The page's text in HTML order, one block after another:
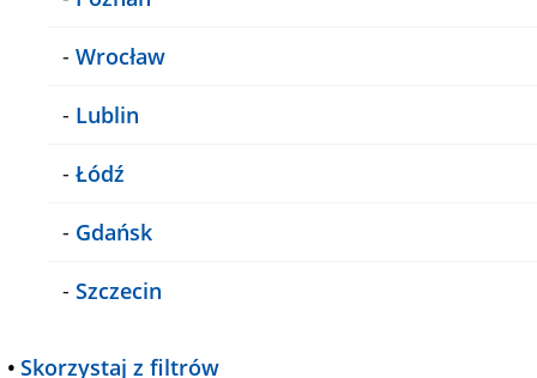
- Wrocław
- Lublin
- Łódź
- Gdańsk
- Szczecin
• Skorzystaj z filtrów